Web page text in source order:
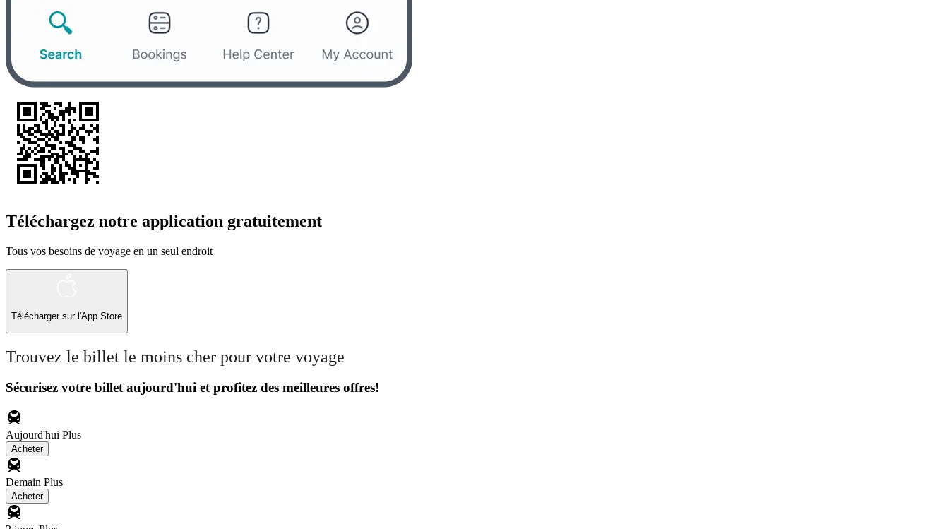
Téléchargez notre application gratuitement
Tous vos besoins de voyage en un seul endroit
Télécharger sur l'App Store
Trouvez le billet le moins cher pour votre voyage
Sécurisez votre billet aujourd'hui et profitez des meilleures offres!
Aujourd'hui Plus
Acheter
Demain Plus
Acheter